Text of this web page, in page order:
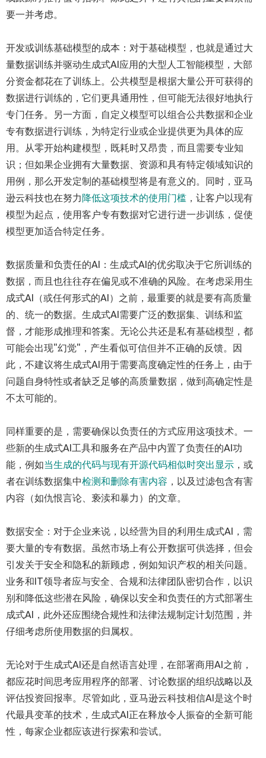
要一并考虑。
开发或训练基础模型的成本：对于基础模型，也就是通过大
量数据训练并驱动生成式AI应用的大型人工智能模型，大部
分资金都花在了训练上。公共模型是根据大量公开可获得的
数据进行训练的，它们更具通用性，但可能无法很好地执行
专门任务。另一方面，自定义模型可以组合公共数据和企业
专有数据进行训练，为特定行业或企业提供更为具体的应
用。从零开始构建模型，既耗时又昂贵，而且需要专业知
识；但如果企业拥有大量数据、资源和具有特定领域知识的
用例，那么开发定制的基础模型将是有意义的。同时，亚马
逊云科技也在努力降低这项技术的使用门槛 ，让客户以现有
模型为起点，使用客户专有数据对它进行进一步训练，促使
模型更加适合特定任务。
数据质量和负责任的AI：生成式AI的优劣取决于它所训练的
数据，而且也往往存在偏见或不准确的风险。在考虑采用生
成式AI（或任何形式的AI）之前，最重要的就是要有高质量
的、统一的数据。生成式AI需要广泛的数据集、训练和监
督，才能形成推理和答案。无论公共还是私有基础模型，都
可能会出现"幻觉"，产生看似可信但并不正确的反馈。因
此，不建议将生成式AI用于需要高度确定性的任务上，由于
问题自身特性或者缺乏足够的高质量数据，做到高确定性是
不太可能的。
同样重要的是，需要确保以负责任的方式应用这项技术。一
些新的生成式AI工具和服务在产品中内置了负责任的AI功
能，例如当生成的代码与现有开源代码相似时突出显示 ，或
者在训练数据集中检测和删除有害内容 ，以及过滤包含有害
内容（如仇恨言论、亵渎和暴力）的文章。
数据安全：对于企业来说，以经营为目的利用生成式AI，需
要大量的专有数据。虽然市场上有公开数据可供选择，但会
引发关于安全和隐私的新顾虑，例如知识产权的相关问题。
业务和IT领导者应与安全、合规和法律团队密切合作，以识
别和降低这些潜在风险，确保以安全和负责任的方式部署生
成式AI，此外还应围绕合规性和法律法规制定计划范围，并
仔细考虑所使用数据的归属权。
无论对于生成式AI还是自然语言处理，在部署商用AI之前，
都应花时间思考应用程序的部署、讨论数据的组织战略以及
评估投资回报率。尽管如此，亚马逊云科技相信AI是这个时
代最具变革的技术，生成式AI正在释放令人振奋的全新可能
性，每家企业都应该进行探索和尝试。